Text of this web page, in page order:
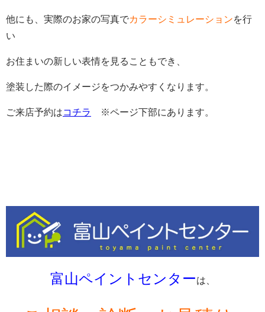
他にも、実際のお家の写真でカラーシミュレーションを行
い
お住まいの新しい表情を見ることもでき、
塗装した際のイメージをつかみやすくなります。
ご来店予約はコチラ ※ページ下部にあります。
富山ペイントセンターは、